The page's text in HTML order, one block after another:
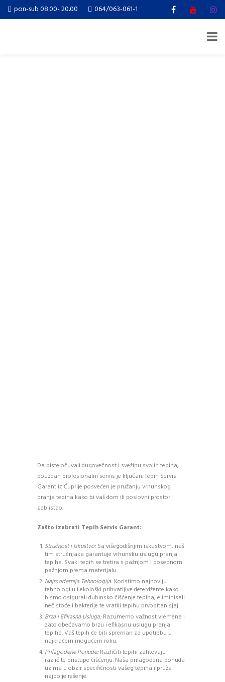
pon-sub 08.00- 20.00 064/063-061-1
Da biste očuvali dugovečnost i svežinu svojih tepiha,
pouzdan profesionalni servis je ključan. Tepih Servis
Garant iz Ćuprije posvećen je pružanju vrhunskog
pranja tepiha kako bi vaš dom ili poslovni prostor
zablistao.
Zašto izabrati Tepih Servis Garant:
Stručnost i Iskustvo: Sa višegodišnjim iskustvom, naš
tim stručnjaka garantuje vrhunsku uslugu pranja
tepiha. Svaki tepih se tretira s pažnjom i posebnom
pažnjom prema materijalu.
Najmodernija Tehnologija: Koristimo najnoviju
tehnologiju i ekološki prihvatljive deterdžente kako
bismo osigurali dubinsko čišćenje tepiha, eliminisali
nečistoće i bakterije te vratili tepihu prvobitan sjaj.
Brza i Efikasna Usluga: Razumemo važnost vremena i
zato obećavamo brzu i efikasnu uslugu pranja
tepiha. Vaš tepih će biti spreman za upotrebu u
najkraćem mogućem roku.
Prilagođene Ponude: Različiti tepihi zahtevaju
različite pristupe čišćenju. Naša prilagođena ponuda
uzima u obzir specifičnosti vašeg tepiha i pruža
najbolje rešenje.